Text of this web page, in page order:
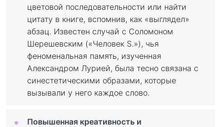
цветовой последовательности или найти
цитату в книге, вспомнив, как «выглядел»
абзац. Известен случай с Соломоном
Шерешевским («Человек S.»), чья
феноменальная память, изученная
Александром Лурией, была тесно связана с
синестетическими образами, которые
вызывали у него каждое слово.
Повышенная креативность и